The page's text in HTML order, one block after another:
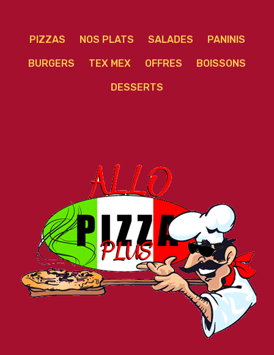
PIZZAS NOS PLATS SALADES PANINIS
BURGERS TEX MEX OFFRES BOISSONS
DESSERTS